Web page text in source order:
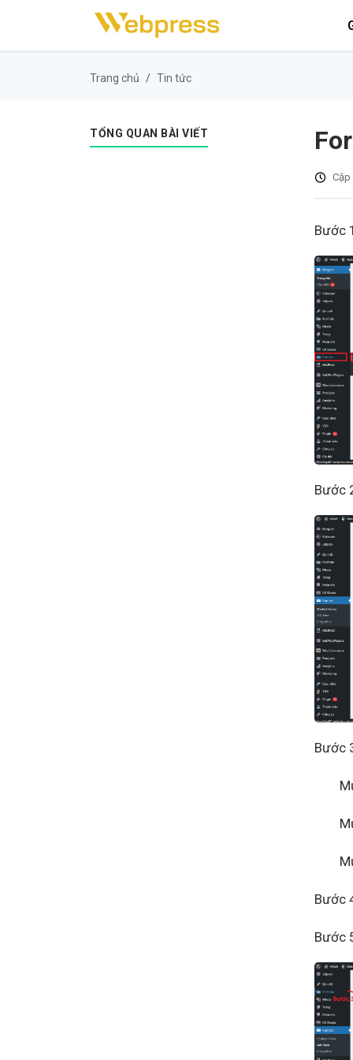
Trang chủ Tin tức
TỔNG QUAN BÀI VIẾT
Cập
Bước
Bước
Bước
Mục
Mục
Mục
Bước
Bước